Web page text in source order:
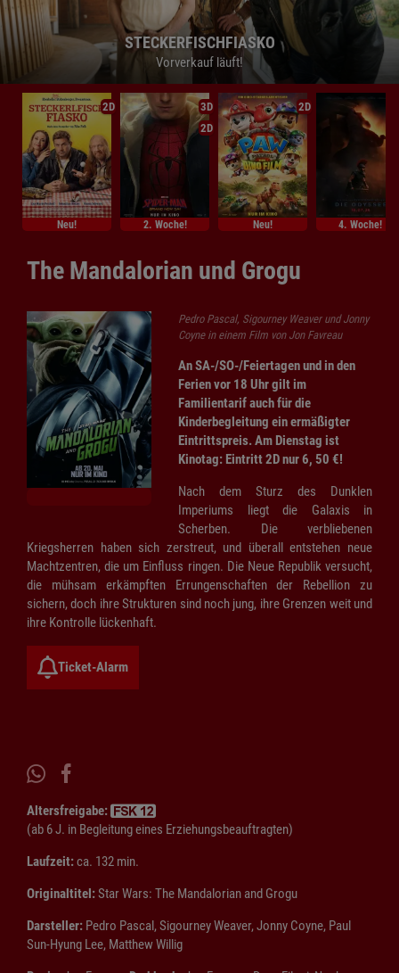
STECKERFISCHFIASKO
Vorverkauf läuft!
STECKERFISCHFIASKO
Vorverkauf läuft!
STECKERFISCHFIASKO
Vorverkauf läuft!
2D
Neu!
3D
2D
2. Woche!
2D
Neu! 4. Woche!
The Mandalorian und Grogu
Pedro Pascal, Sigourney Weaver und Jonny
Coyne in einem Film von Jon Favreau
An SA-/SO-/Feiertagen und in den
Ferien vor 18 Uhr gilt im
Familientarif auch für die
Kinderbegleitung ein ermäßigter
Eintrittspreis. Am Dienstag ist
Kinotag: Eintritt 2D nur 6, 50 €!
Nach dem Sturz des Dunklen
Imperiums liegt die Galaxis in
Scherben. Die verbliebenen
Kriegsherren haben sich zerstreut, und überall entstehen neue
Machtzentren, die um Einfluss ringen. Die Neue Republik versucht,
die mühsam erkämpften Errungenschaften der Rebellion zu
sichern, doch ihre Strukturen sind noch jung, ihre Grenzen weit und
ihre Kontrolle lückenhaft.
Ticket-Alarm
Altersfreigabe:
(ab 6 J. in Begleitung eines Erziehungsbeauftragten)
Laufzeit:ca. 132 min.
Originaltitel:Star Wars: The Mandalorian and Grogu
Darsteller: Pedro Pascal, Sigourney Weaver, Jonny Coyne, Paul
Sun-Hyung Lee, Matthew Willig